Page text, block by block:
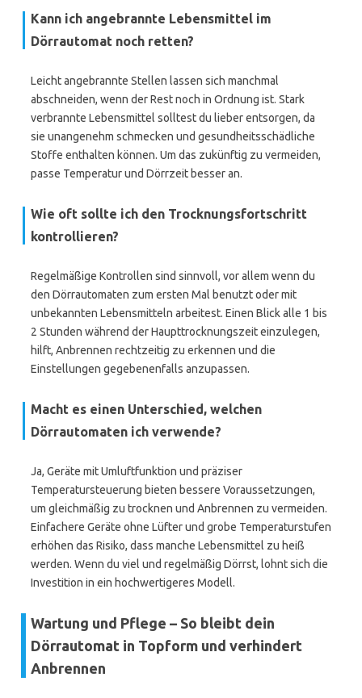
Kann ich angebrannte Lebensmittel im
Dörrautomat noch retten?
Leicht angebrannte Stellen lassen sich manchmal
abschneiden, wenn der Rest noch in Ordnung ist. Stark
verbrannte Lebensmittel solltest du lieber entsorgen, da
sie unangenehm schmecken und gesundheitsschädliche
Stoffe enthalten können. Um das zukünftig zu vermeiden,
passe Temperatur und Dörrzeit besser an.
Wie oft sollte ich den Trocknungsfortschritt
kontrollieren?
Regelmäßige Kontrollen sind sinnvoll, vor allem wenn du
den Dörrautomaten zum ersten Mal benutzt oder mit
unbekannten Lebensmitteln arbeitest. Einen Blick alle 1 bis
2 Stunden während der Haupttrocknungszeit einzulegen,
hilft, Anbrennen rechtzeitig zu erkennen und die
Einstellungen gegebenenfalls anzupassen.
Macht es einen Unterschied, welchen
Dörrautomaten ich verwende?
Ja, Geräte mit Umluftfunktion und präziser
Temperatursteuerung bieten bessere Voraussetzungen,
um gleichmäßig zu trocknen und Anbrennen zu vermeiden.
Einfachere Geräte ohne Lüfter und grobe Temperaturstufen
erhöhen das Risiko, dass manche Lebensmittel zu heiß
werden. Wenn du viel und regelmäßig Dörrst, lohnt sich die
Investition in ein hochwertigeres Modell.
Wartung und Pflege – So bleibt dein
Dörrautomat in Topform und verhindert
Anbrennen